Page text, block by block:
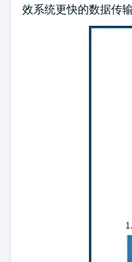
效系统更快的数据传